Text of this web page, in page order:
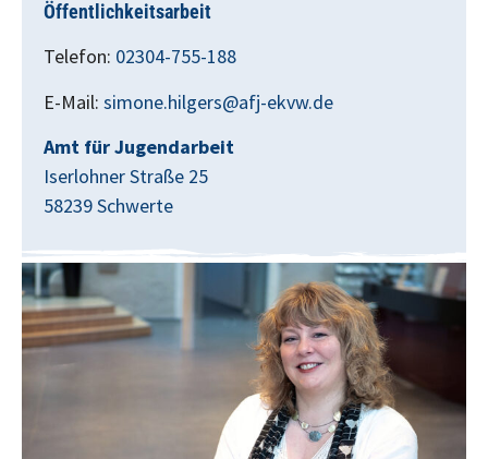
Öffentlichkeitsarbeit
Telefon: 02304-755-188
E-Mail: simone.hilgers@afj-ekvw.de
Amt für Jugendarbeit
Iserlohner Straße 25
58239 Schwerte